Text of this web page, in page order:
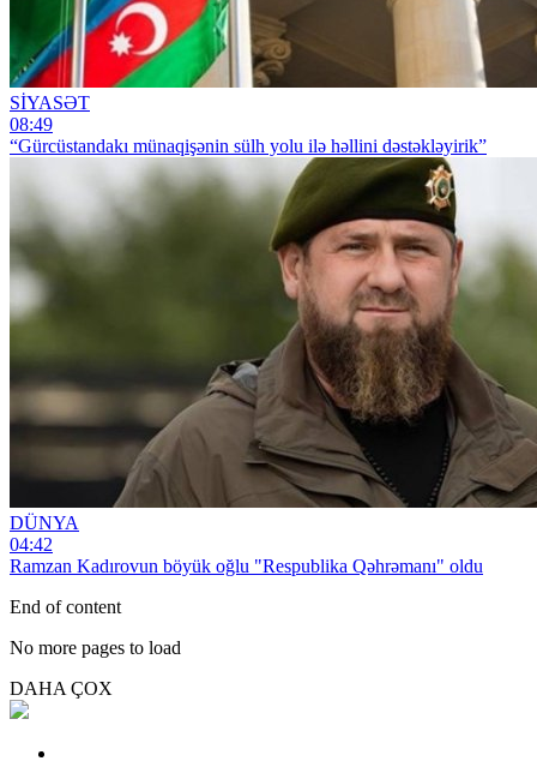
SİYASƏT
08:49
“Gürcüstandakı münaqişənin sülh yolu ilə həllini dəstəkləyirik”
DÜNYA
04:42
Ramzan Kadırovun böyük oğlu "Respublika Qəhrəmanı" oldu
End of content
No more pages to load
DAHA ÇOX